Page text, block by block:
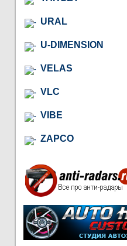
URAL
U-DIMENSION
VELAS
VLC
VIBE
ZAPCO